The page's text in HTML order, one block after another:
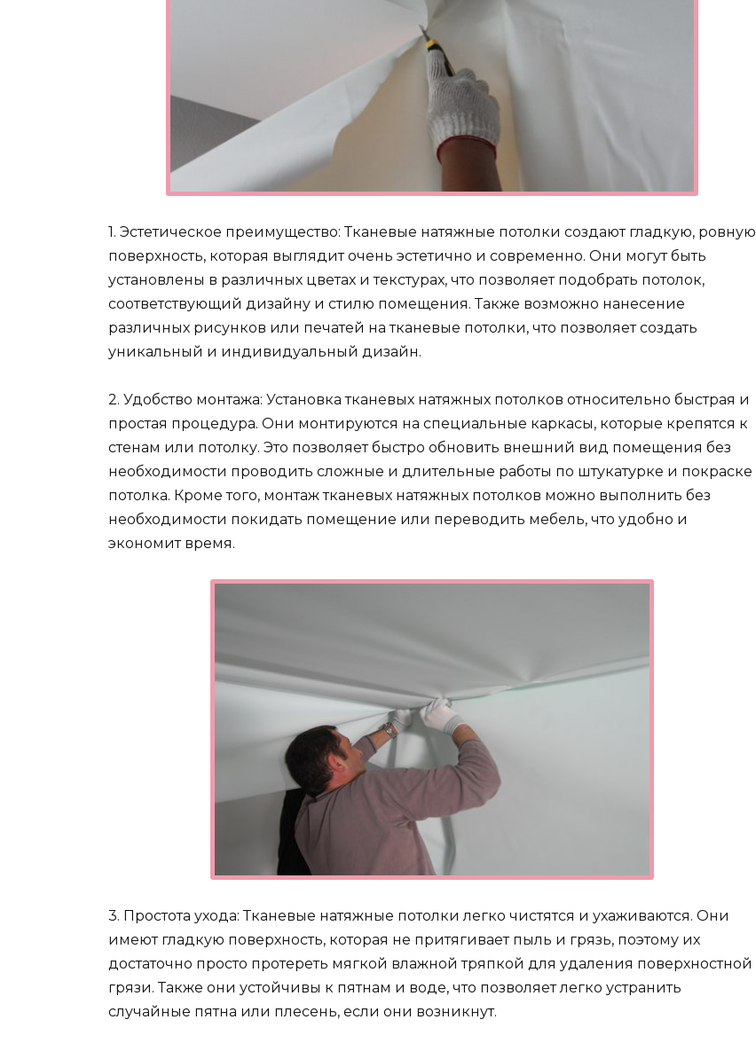
1. Эстетическое преимущество: Тканевые натяжные потолки создают гладкую, ровную
поверхность, которая выглядит очень эстетично и современно. Они могут быть
установлены в различных цветах и текстурах, что позволяет подобрать потолок,
соответствующий дизайну и стилю помещения. Также возможно нанесение
различных рисунков или печатей на тканевые потолки, что позволяет создать
уникальный и индивидуальный дизайн.
2. Удобство монтажа: Установка тканевых натяжных потолков относительно быстрая и
простая процедура. Они монтируются на специальные каркасы, которые крепятся к
стенам или потолку. Это позволяет быстро обновить внешний вид помещения без
необходимости проводить сложные и длительные работы по штукатурке и покраске
потолка. Кроме того, монтаж тканевых натяжных потолков можно выполнить без
необходимости покидать помещение или переводить мебель, что удобно и
экономит время.
3. Простота ухода: Тканевые натяжные потолки легко чистятся и ухаживаются. Они
имеют гладкую поверхность, которая не притягивает пыль и грязь, поэтому их
достаточно просто протереть мягкой влажной тряпкой для удаления поверхностной
грязи. Также они устойчивы к пятнам и воде, что позволяет легко устранить
случайные пятна или плесень, если они возникнут.